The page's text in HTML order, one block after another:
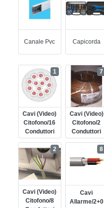
Canale Pvc Capicorda
Cavi (video)
Citofono/16
Conduttori
1
Cavi (video)
Citofono/2
Conduttori
7
Cavi (video)
Citofono/8
2
Cavi
Allarme/2+0
8